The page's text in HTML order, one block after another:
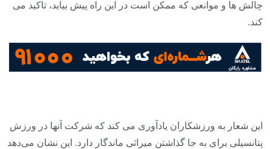
چالش ها و موانعی که ممکن است در این راه پیش بیاید، تاکید می
کند.
این شعار به ورزشکاران یادآوری می کند که شرکت آنها در ورزش
پتانسیلی برای به جا گذاشتن میراثی ماندگار دارد. این نشان می‌دهد